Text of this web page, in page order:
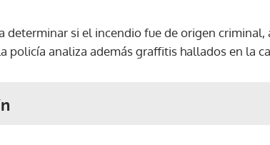
determinar si el incendio fue de origen criminal,
policía analiza además graffitis hallados en la